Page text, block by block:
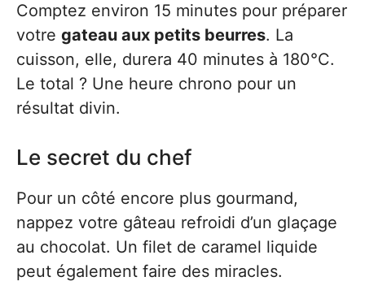
Comptez environ 15 minutes pour préparer
votre gateau aux petits beurres. La
cuisson, elle, durera 40 minutes à 180°C.
Le total ? Une heure chrono pour un
résultat divin.
Le secret du chef
Pour un côté encore plus gourmand,
nappez votre gâteau refroidi d’un glaçage
au chocolat. Un filet de caramel liquide
peut également faire des miracles.